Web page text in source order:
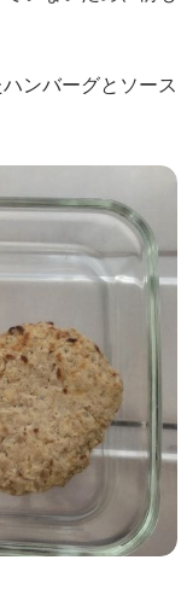
ンバーグとソース